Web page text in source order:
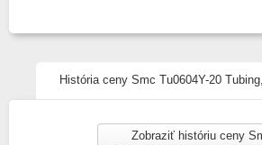
História ceny Smc Tu0604Y-20
Zobraziť históriu ceny